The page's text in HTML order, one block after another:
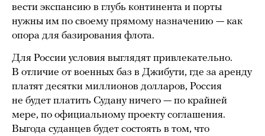
вести экспансию в глубь континента и порты
нужны им по своему прямому назначению — как
опора для базирования флота.
Для России условия выглядят привлекательно.
В отличие от военных баз в Джибути, где за аренду
платят десятки миллионов долларов, Россия
не будет платить Судану ничего — по крайней
мере, по официальному проекту соглашения.
Выгода суданцев будет состоять в том, что